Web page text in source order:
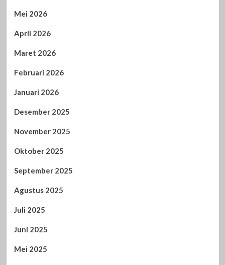
Mei 2026
April 2026
Maret 2026
Februari 2026
Januari 2026
Desember 2025
November 2025
Oktober 2025
September 2025
Agustus 2025
Juli 2025
Juni 2025
Mei 2025